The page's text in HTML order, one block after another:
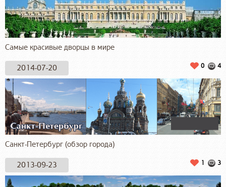
Самые красивые дворцы в мире
2014-07-20 4
0
Санкт-Петербург (обзор города)
2013-09-23 3
1